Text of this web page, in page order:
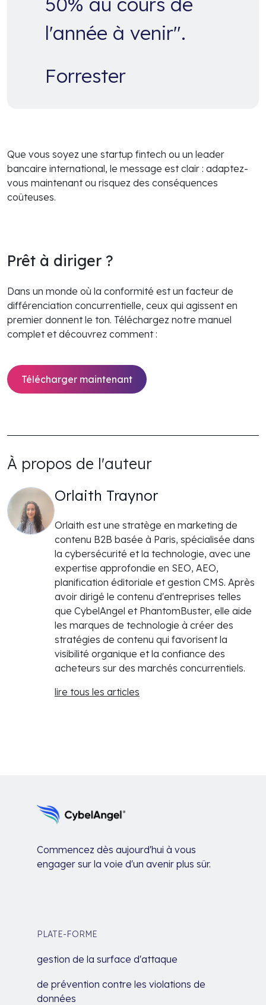
l'année à venir".
Forrester
Que vous soyez une startup fintech ou un leader
bancaire international, le message est clair : adaptez-
vous maintenant ou risquez des conséquences
coûteuses.
Prêt à diriger ?
Dans un monde où la conformité est un facteur de
différenciation concurrentielle, ceux qui agissent en
premier donnent le ton. Téléchargez notre manuel
complet et découvrez comment :
Télécharger maintenant
À propos de l'auteur
Orlaith Traynor
Orlaith est une stratège en marketing de
contenu B2B basée à Paris, spécialisée dans
la cybersécurité et la technologie, avec une
expertise approfondie en SEO, AEO,
planification éditoriale et gestion CMS. Après
avoir dirigé le contenu d'entreprises telles
que CybelAngel et PhantomBuster, elle aide
les marques de technologie à créer des
stratégies de contenu qui favorisent la
visibilité organique et la confiance des
acheteurs sur des marchés concurrentiels.
lire tous les articles
Commencez dès aujourd'hui à vous
engager sur la voie d'un avenir plus sûr.
PLATE-FORME
gestion de la surface d'attaque
de prévention contre les violations de
données